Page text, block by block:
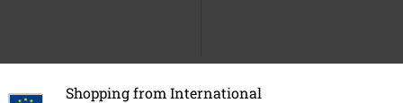
Shopping from International